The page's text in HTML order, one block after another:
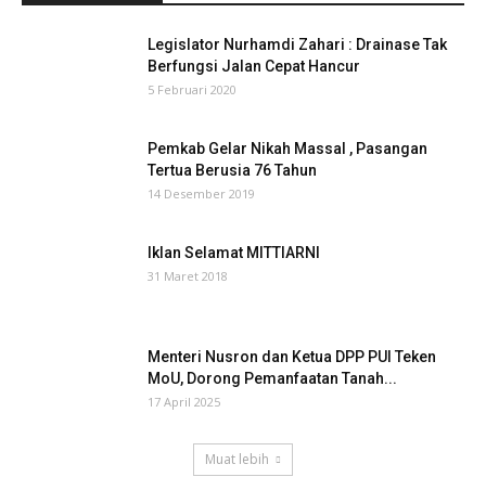
Legislator Nurhamdi Zahari : Drainase Tak
Berfungsi Jalan Cepat Hancur
5 Februari 2020
Pemkab Gelar Nikah Massal , Pasangan
Tertua Berusia 76 Tahun
14 Desember 2019
Iklan Selamat MITTIARNI
31 Maret 2018
Menteri Nusron dan Ketua DPP PUI Teken
MoU, Dorong Pemanfaatan Tanah...
17 April 2025
Muat lebih